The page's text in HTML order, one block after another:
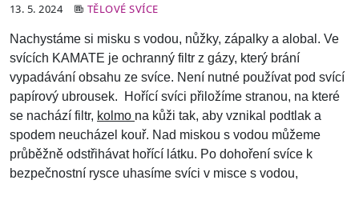
13. 5. 2024 TĚLOVÉ SVÍCE
Nachystáme si misku s vodou, nůžky, zápalky a alobal. Ve
svících KAMATE je ochranný filtr z gázy, který brání
vypadávání obsahu ze svíce. Není nutné používat pod svící
papírový ubrousek. Hořící svíci přiložíme stranou, na které
se nachází filtr, kolmo na kůži tak, aby vznikal podtlak a
spodem neucházel kouř. Nad miskou s vodou můžeme
průběžně odstřihávat hořící látku. Po dohoření svíce k
bezpečnostní rysce uhasíme svíci v misce s vodou,